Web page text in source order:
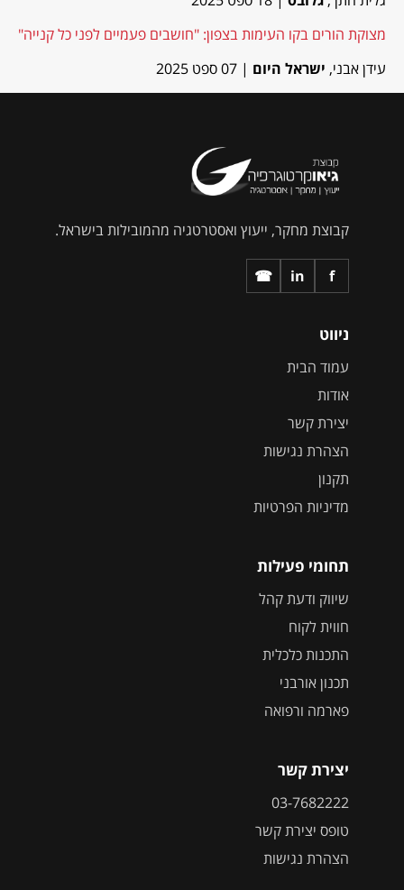
מצוקת הורים בקו העימות בצפון: "חושבים פעמיים לפני כל קנייה"
עידן אבני, ישראל היום | 07 ספט 2025
קבוצת מחקר, ייעוץ ואסטרטגיה מהמובילות בישראל.
f
in
☎
ניווט
עמוד הבית
אודות
יצירת קשר
הצהרת נגישות
תקנון
מדיניות הפרטיות
תחומי פעילות
שיווק ודעת קהל
חווית לקוח
התכנות כלכלית
תכנון אורבני
פארמה ורפואה
יצירת קשר
03-7682222
טופס יצירת קשר
הצהרת נגישות